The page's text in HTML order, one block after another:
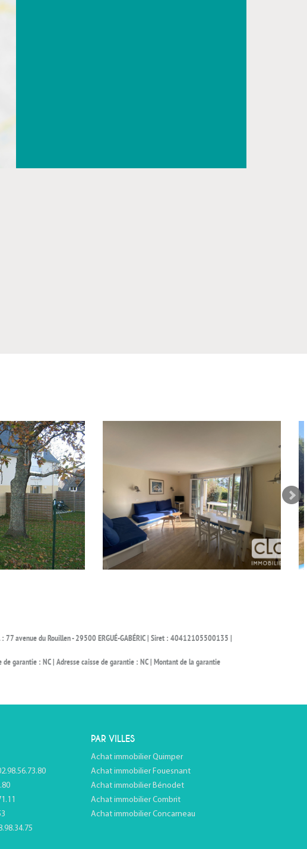
77 avenue du Rouillen - 29500 ERGUÉ-GABÉRIC | Siret : 40412105500135 |
garantie : NC | Adresse caisse de garantie : NC | Montant de la garantie
PAR VILLES
Achat immobilier Quimper
Achat immobilier Fouesnant
Achat immobilier Bénodet
Achat immobilier Combrit
Achat immobilier Concarneau